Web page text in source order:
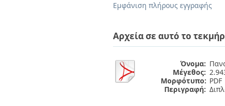
Εμφάνιση πλήρους εγγραφής
Αρχεία σε αυτό το
Όνομα:
Μέγεθος:
Μορφότυπο: PDF
Περιγραφή: